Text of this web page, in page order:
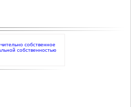
собственное
собственностью